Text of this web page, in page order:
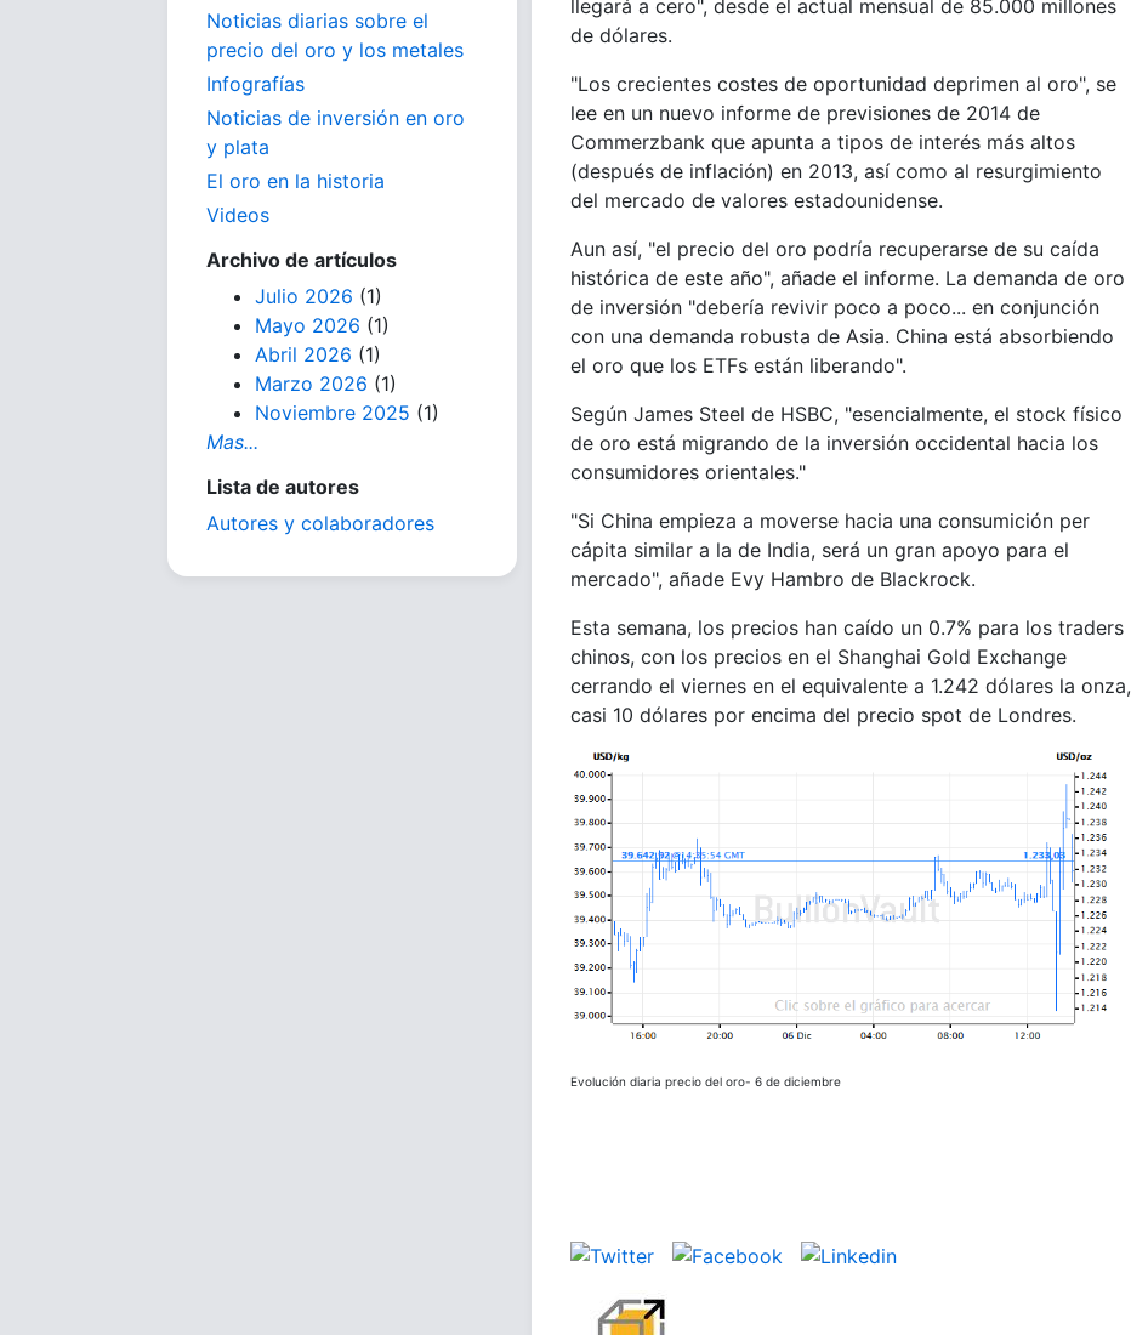
Noticias diarias sobre el
precio del oro y los metales
Infografías
Noticias de inversión en oro
y plata
El oro en la historia
Videos
Archivo de artículos
Julio 2026 (1)
Mayo 2026 (1)
Abril 2026 (1)
Marzo 2026 (1)
Noviembre 2025 (1)
Mas...
Lista de autores
Autores y colaboradores
llegará a cero", desde el actual mensual de 85.000 millones
de dólares.
"Los crecientes costes de oportunidad deprimen al oro", se
lee en un nuevo informe de previsiones de 2014 de
Commerzbank que apunta a tipos de interés más altos
(después de inflación) en 2013, así como al resurgimiento
del mercado de valores estadounidense.
Aun así, "el precio del oro podría recuperarse de su caída
histórica de este año", añade el informe. La demanda de oro
de inversión "debería revivir poco a poco... en conjunción
con una demanda robusta de Asia. China está absorbiendo
el oro que los ETFs están liberando".
Según James Steel de HSBC, "esencialmente, el stock físico
de oro está migrando de la inversión occidental hacia los
consumidores orientales."
"Si China empieza a moverse hacia una consumición per
cápita similar a la de India, será un gran apoyo para el
mercado", añade Evy Hambro de Blackrock.
Esta semana, los precios han caído un 0.7% para los traders
chinos, con los precios en el Shanghai Gold Exchange
cerrando el viernes en el equivalente a 1.242 dólares la onza,
casi 10 dólares por encima del precio spot de Londres.
Evolución diaria precio del oro- 6 de diciembre